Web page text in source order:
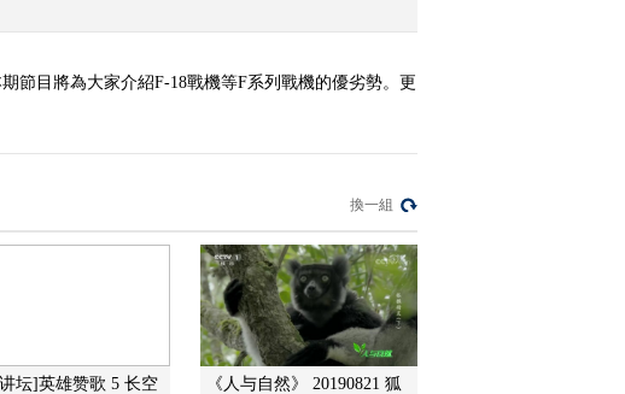
目將為大家介紹F-18戰機等F系列戰機的優劣勢。更
換一組
坛]英雄赞歌 5 长空
《人与自然》 20190821 狐